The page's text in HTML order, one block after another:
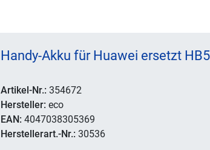
Handy-Akku für Huawei ersetzt
Artikel-Nr.: 354672
Hersteller: eco
EAN: 4047038305369
Herstellerart.-Nr.: 30536